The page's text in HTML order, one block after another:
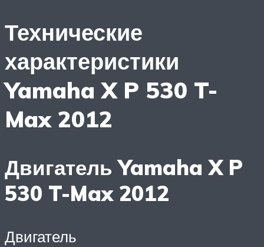
Технические
характеристики
Yamaha X P 530 T-
Max 2012
Двигатель Yamaha X P
530 T-Max 2012
Двигатель